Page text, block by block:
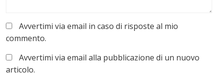
Avvertimi via email in caso di risposte al mio
commento.
Avvertimi via email alla pubblicazione di un nuovo
articolo.